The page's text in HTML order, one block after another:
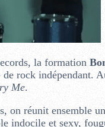
la formation
rock indépendant.
Me.
on réunit ensemble
indocile et sexy,